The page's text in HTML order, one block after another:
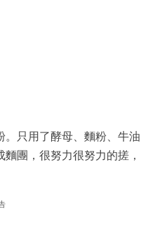
。只用了酵母、麵粉、牛油
團，很努力很努力的搓，